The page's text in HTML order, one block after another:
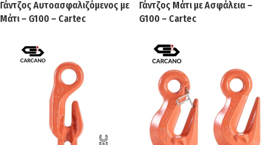
Γάντζος Αυτοασφαλιζόμενος με
Μάτι – G100 – Cartec
Γάντζος Μάτι με Ασφάλεια –
G100 – Cartec